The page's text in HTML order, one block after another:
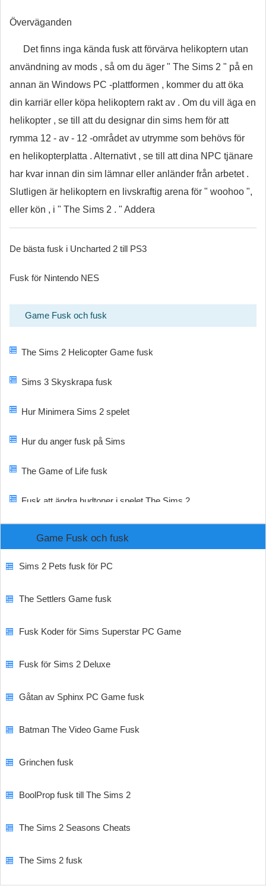
Överväganden
Det finns inga kända fusk att förvärva helikoptern utan
användning av mods , så om du äger " The Sims 2 " på en
annan än Windows PC -plattformen , kommer du att öka
din karriär eller köpa helikoptern rakt av . Om du vill äga en
helikopter , se till att du designar din sims hem för att
rymma 12 - av - 12 -området av utrymme som behövs för
en helikopterplatta . Alternativt , se till att dina NPC tjänare
har kvar innan din sim lämnar eller anländer från arbetet .
Slutligen är helikoptern en livskraftig arena för " woohoo ",
eller kön , i " The Sims 2 . " Addera
De bästa fusk i Uncharted 2 till PS3
Fusk för Nintendo NES
Game Fusk och fusk
The Sims 2 Helicopter Game fusk
Sims 3 Skyskrapa fusk
Hur Minimera Sims 2 spelet
Hur du anger fusk på Sims
The Game of Life fusk
Fusk att ändra hudtoner i spelet The Sims 2
Game Fusk och fusk
Sims 2 Pets fusk för PC
The Settlers Game fusk
Fusk Koder för Sims Superstar PC Game
Fusk för Sims 2 Deluxe
Gåtan av Sphinx PC Game fusk
Batman The Video Game Fusk
Grinchen fusk
BoolProp fusk till The Sims 2
The Sims 2 Seasons Cheats
The Sims 2 fusk